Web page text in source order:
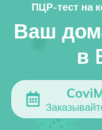
ПЦР-тест на
Ваш
в